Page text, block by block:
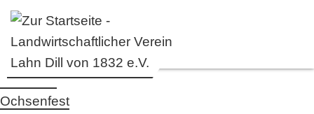
Startseite
Ochsenfest